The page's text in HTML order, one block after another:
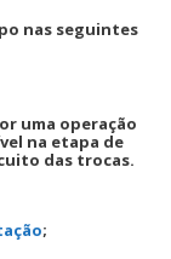
nas seguintes
uma operação
na etapa de
das trocas.
;